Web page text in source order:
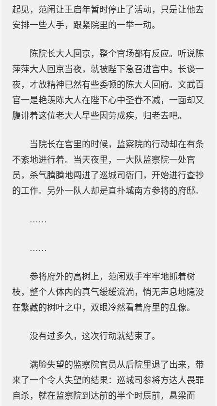
起见，范闲让王启年暂时停止了活动，只是让他去
安排一些人手，跟紧院里的一举一动。
陈院长大人回京，整个官场都有反应。听说陈
萍萍大人回京当夜，就被陛下急召进宫中。长谈一
夜，才放精神已然有些委顿的陈大人回府。文武百
官一是艳羡陈大人在陛下心中圣眷不减，一面却又
腹诽着这位老大人早些因劳成疾，归老去吧。
当院长在宫里的时候，监察院的行动却在有条
不紊地进行着。当天夜里，一大队监察院一处官
员，杀气腾腾地闯进了巡城司衙门，开始进行查抄
的工作。另外一队人却是直扑城南方参将的府邸。
……
……
参将府外的高树上，范闲双手牢牢地抓着树
枝，整个人体内的真气缓缓流淌，悄无声息地隐没
在繁藏的树叶之中，双眼冷然看着府里的乱像。
没有过多久，这次行动就结束了。
满脸失望的监察院官员从后院里退了出来，带
来了一个令人失望的结果：巡城司参将方达人畏罪
自杀，就在监察院到达前的半个时辰前，悬梁而